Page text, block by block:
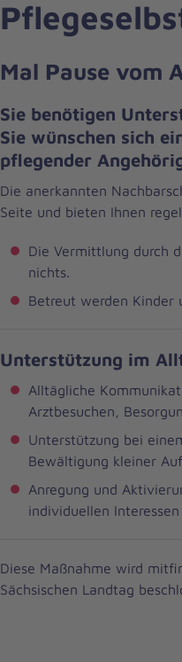
Mal Pause vom
Sie benötigen
Sie wünschen sich
pflegender
Die anerkannten
Seite und bieten Ihnen
Die Vermittlung durch
nichts.
Betreut werden Kinder
Unterstützung im
Alltägliche
Arztbesuchen,
Unterstützung bei
Bewältigung kleiner
Anregung und
individuellen
Diese Maßnahme wird
Sächsischen Landtag